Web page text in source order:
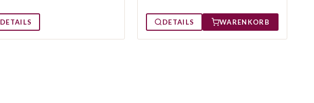
DETAILS DETAILS WARENKORB